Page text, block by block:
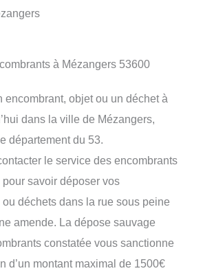
à Mézangers 53600
encombrant, objet ou un déchet à
dans la ville de Mézangers,
département du 53.
le service des encombrants
savoir déposer vos
déchets dans la rue sous peine
amende. La dépose sauvage
constatée vous sanctionne
d’un montant maximal de 1500€